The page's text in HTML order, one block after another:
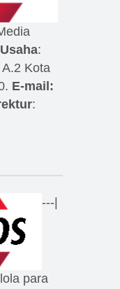
:
Kota
E-mail:
:
---|
para